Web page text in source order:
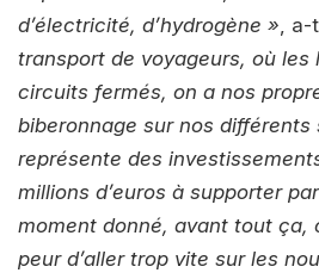
d’électricité, d’hydrogène », a-
transport de voyageurs, où les
circuits fermés, on a nos
biberonnage sur nos différents
représente des
millions d’euros à supporter
moment donné, avant tout ça,
peur d’aller trop vite sur les